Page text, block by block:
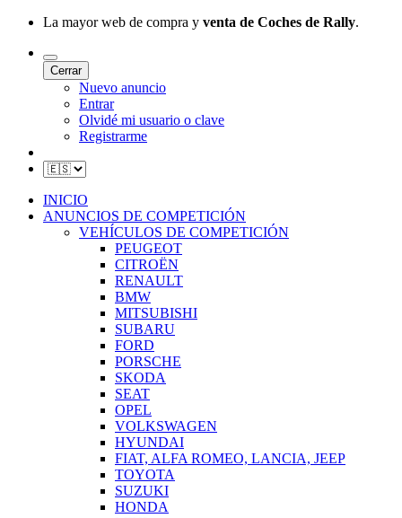
La mayor web de compra y venta de Coches de Rally.
Cerrar
Nuevo anuncio
Entrar
Olvidé mi usuario o clave
Registrarme
INICIO
ANUNCIOS DE COMPETICIÓN
VEHÍCULOS DE COMPETICIÓN
PEUGEOT
CITROËN
RENAULT
BMW
MITSUBISHI
SUBARU
FORD
PORSCHE
SKODA
SEAT
OPEL
VOLKSWAGEN
HYUNDAI
FIAT, ALFA ROMEO, LANCIA, JEEP
TOYOTA
SUZUKI
HONDA